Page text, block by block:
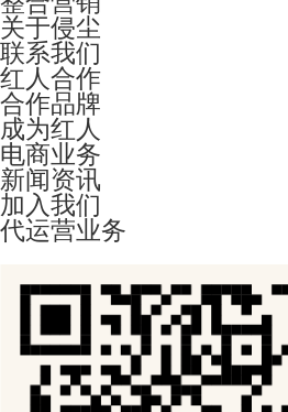
关于侵尘
联系我们
红人合作
合作品牌
成为红人
电商业务
新闻资讯
加入我们
代运营业务